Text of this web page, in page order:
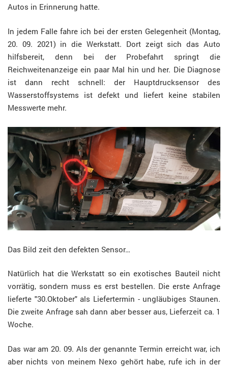
Autos in Erinnerung hatte.
In jedem Falle fahre ich bei der ersten Gelegenheit (Montag,
20. 09. 2021) in die Werkstatt. Dort zeigt sich das Auto
hilfsbereit, denn bei der Probefahrt springt die
Reichweitenanzeige ein paar Mal hin und her. Die Diagnose
ist dann recht schnell: der Hauptdrucksensor des
Wasserstoffsystems ist defekt und liefert keine stabilen
Messwerte mehr.
Das Bild zeit den defekten Sensor…
Natürlich hat die Werkstatt so ein exotisches Bauteil nicht
vorrätig, sondern muss es erst bestellen. Die erste Anfrage
lieferte "30.Oktober" als Liefertermin - ungläubiges Staunen.
Die zweite Anfrage sah dann aber besser aus, Lieferzeit ca. 1
Woche.
Das war am 20. 09. Als der genannte Termin erreicht war, ich
aber nichts von meinem Nexo gehört habe, rufe ich in der